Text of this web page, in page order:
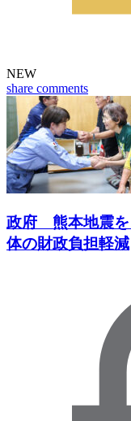
NEW
share comments
政府 熊本地震
体の財政負担軽減